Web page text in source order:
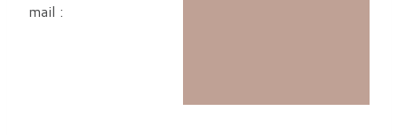
mail :